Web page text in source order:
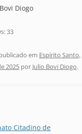
Diogo
33
em Espírito Santo,
2025 por Julio Bovi Diogo.
Citadino de